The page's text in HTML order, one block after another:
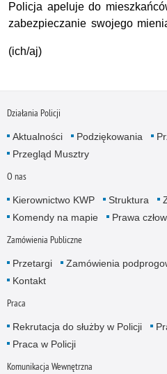
Policja apeluje do
zabezpieczanie swojego
(ich/aj)
Działania Policji
Aktualności Podziękowania
Przegląd Musztry
O nas
Kierownictwo KWP Struktura
Komendy na mapie
Prawa
Zamówienia Publiczne
Przetargi Zamówienia
Kontakt
Praca
Rekrutacja do służby w Policji
Praca w Policji
Komunikacja Wewnętrzna